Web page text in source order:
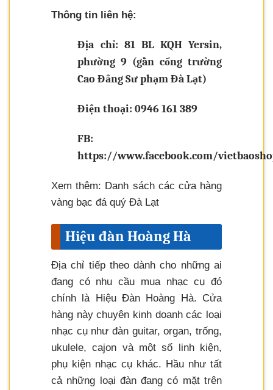
Thông tin liên hệ:
Địa chỉ: 81 BL KQH Yersin,
phường 9 (gần cổng trường
Cao Đẳng Sư phạm Đà Lạt)
Điện thoại: 0946 161 389
FB:
https://www.facebook.com/
Xem thêm: Danh sách các cửa hàng
vàng bạc đá quý Đà Lạt
Hiệu đàn Hoàng Hà
Địa chỉ tiếp theo dành cho những ai
đang có nhu cầu mua nhạc cụ đó
chính là Hiệu Đàn Hoàng Hà. Cửa
hàng này chuyên kinh doanh các loại
nhạc cụ như đàn guitar, organ, trống,
ukulele, cajon và một số linh kiện,
phụ kiện nhạc cụ khác. Hầu như tất
cả những loại đàn đang có mặt trên